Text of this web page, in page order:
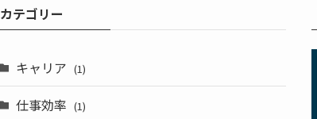
カテゴリー
キャリア (1)
仕事効率 (1)